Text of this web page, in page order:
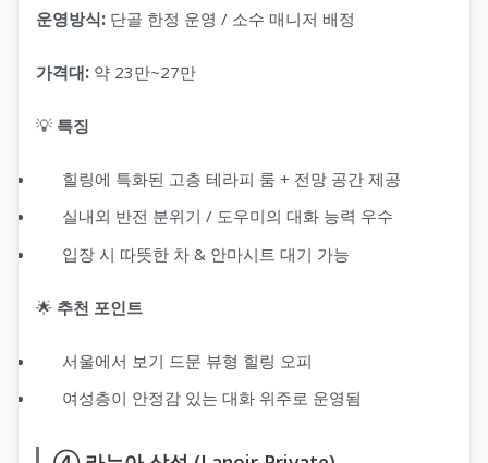
운영방식: 단골 한정 운영 / 소수 매니저 배정
가격대: 약 23만~27만
💡 특징
힐링에 특화된 고층 테라피 룸 + 전망 공간 제공
실내외 반전 분위기 / 도우미의 대화 능력 우수
입장 시 따뜻한 차 & 안마시트 대기 가능
🌟 추천 포인트
서울에서 보기 드문 뷰형 힐링 오피
여성층이 안정감 있는 대화 위주로 운영됨